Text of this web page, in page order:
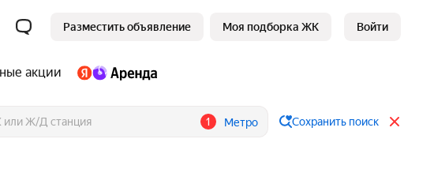
Разместить объявление Моя подборка ЖК Войти
акции
1 Метро Сохранить поиск